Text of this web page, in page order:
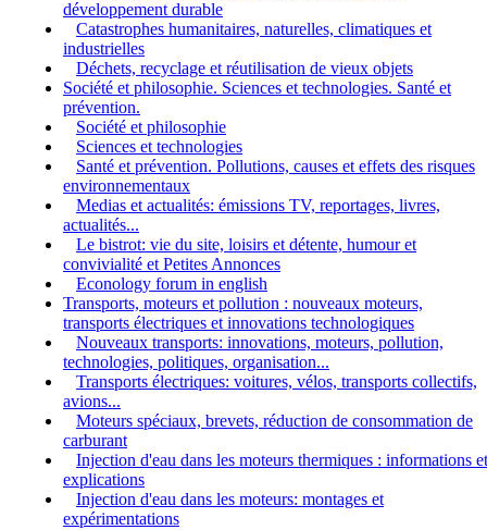
développement durable
Catastrophes humanitaires, naturelles, climatiques et
industrielles
Déchets, recyclage et réutilisation de vieux objets
Société et philosophie. Sciences et technologies. Santé et
prévention.
Société et philosophie
Sciences et technologies
Santé et prévention. Pollutions, causes et effets des risques
environnementaux
Medias et actualités: émissions TV, reportages, livres,
actualités...
Le bistrot: vie du site, loisirs et détente, humour et
convivialité et Petites Annonces
Econology forum in english
Transports, moteurs et pollution : nouveaux moteurs,
transports électriques et innovations technologiques
Nouveaux transports: innovations, moteurs, pollution,
technologies, politiques, organisation...
Transports électriques: voitures, vélos, transports collectifs,
avions...
Moteurs spéciaux, brevets, réduction de consommation de
carburant
Injection d'eau dans les moteurs thermiques : informations et
explications
Injection d'eau dans les moteurs: montages et
expérimentations